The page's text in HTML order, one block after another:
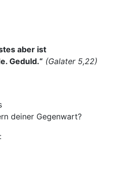
aber ist
Geduld.“ (Galater 5,22)
deiner Gegenwart?